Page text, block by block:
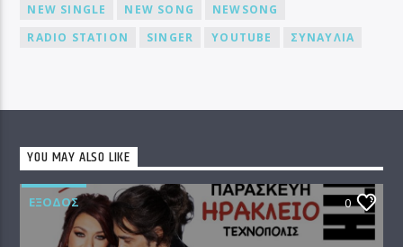
NEW SINGLE
NEW SONG
NEWSONG
RADIO STATION
SINGER YOUTUBE ΣΥΝΑΥΛΙΑ
YOU MAY ALSO LIKE
EΞΟΔΟΣ 0